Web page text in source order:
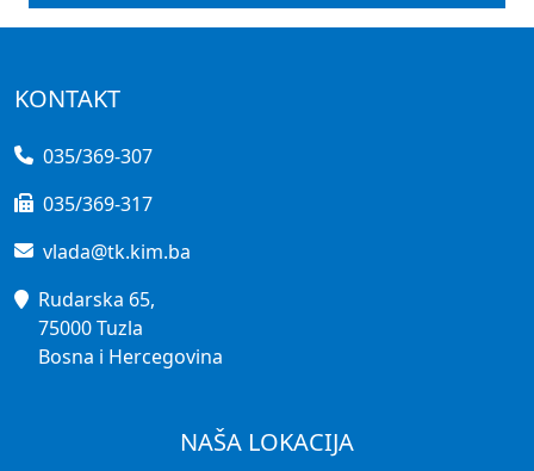
KONTAKT
035/369-307
035/369-317
vlada@tk.kim.ba
Rudarska 65,
75000 Tuzla
Bosna i Hercegovina
NAŠA LOKACIJA